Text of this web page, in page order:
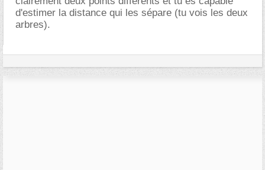
d'estimer la distance qui les sépare (tu vois les deux
arbres).